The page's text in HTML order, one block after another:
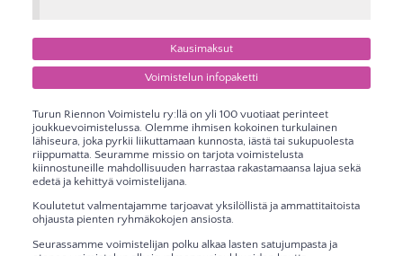
Kausimaksut
Voimistelun infopaketti
Turun Riennon Voimistelu ry:llä on yli 100 vuotiaat perinteet
joukkuevoimistelussa. Olemme ihmisen kokoinen turkulainen
lähiseura, joka pyrkii liikuttamaan kunnosta, iästä tai sukupuolesta
riippumatta. Seuramme missio on tarjota voimistelusta
kiinnostuneille mahdollisuuden harrastaa rakastamaansa lajua sekä
edetä ja kehittyä voimistelijana.
Koulutetut valmentajamme tarjoavat yksilöllistä ja ammattitaitoista
ohjausta pienten ryhmäkokojen ansiosta.
Seurassamme voimistelijan polku alkaa lasten satujumpasta ja